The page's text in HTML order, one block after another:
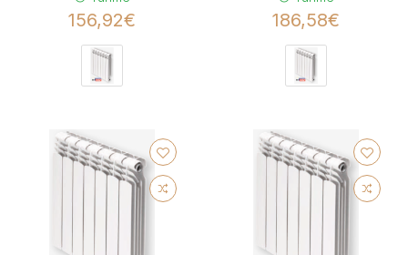
156,92€ 186,58€